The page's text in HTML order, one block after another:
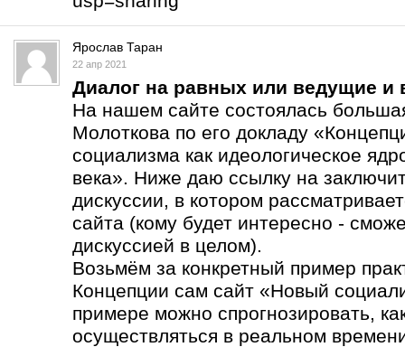
Ярослав Таран
22 апр 2021
Диалог на равных или ведущие и
На нашем сайте состоялась
Молоткова по его докладу
социализма как идеологическое
века». Ниже даю ссылку на
дискуссии, в котором
сайта (кому будет интересно -
дискуссией в целом).
Возьмём за конкретный пример
Концепции сам сайт «Новый
примере можно спрогнозировать,
осуществляться в реальном